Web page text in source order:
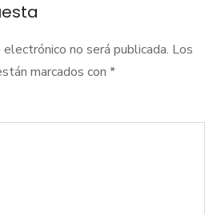
no será publicada. Los
marcados con *